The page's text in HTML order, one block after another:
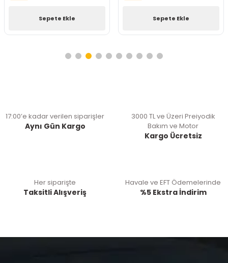
Sepete Ekle Sepete Ekle
17:00’e kadar verilen siparişler
Aynı Gün Kargo
3000 TL ve Üzeri Preiyodik
Bakım ve Motor
Kargo Ücretsiz
Her siparişte
Taksitli Alışveriş
Havale ve EFT Ödemelerinde
%5 Ekstra İndirim